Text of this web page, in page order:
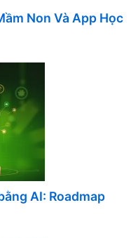
Non Và App Học
AI: Roadmap